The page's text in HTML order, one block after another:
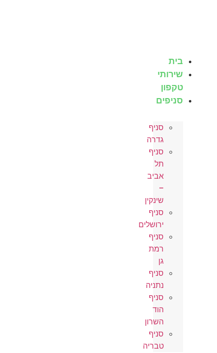
בית
שירותי
טקפון
סניפים
סניף
גדרה
סניף
תל
אביב
–
שינקין
סניף
ירושלים
סניף
רמת
גן
סניף
נתניה
סניף
הוד
השרון
סניף
טבריה